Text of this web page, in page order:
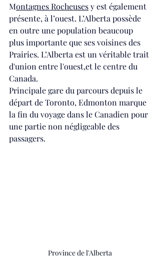
Montagnes Rocheuses y est également
présente, à l’ouest. L’Alberta possède
en outre une population beaucoup
plus importante que ses voisines des
Prairies. L’Alberta est un véritable trait
d'union entre l'ouest,et le centre du
Canada.
Principale gare du parcours depuis le
départ de Toronto, Edmonton marque
la fin du voyage dans le Canadien pour
une partie non négligeable des
passagers.
Province de l'Alberta